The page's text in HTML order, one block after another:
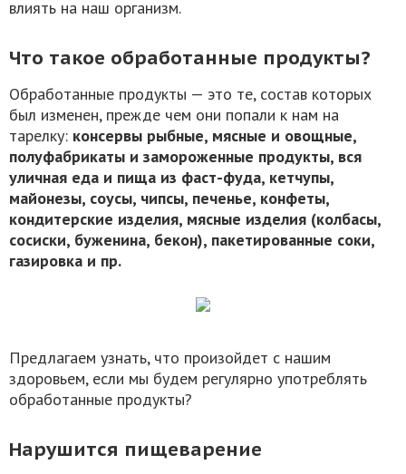
влиять на наш организм.
Что такое обработанные продукты?
Обработанные продукты — это те, состав которых
был изменен, прежде чем они попали к нам на
тарелку: консервы рыбные, мясные и овощные,
полуфабрикаты и замороженные продукты, вся
уличная еда и пища из фаст-фуда, кетчупы,
майонезы, соусы, чипсы, печенье, конфеты,
кондитерские изделия, мясные изделия (колбасы,
сосиски, буженина, бекон), пакетированные соки,
газировка и пр.
Предлагаем узнать, что произойдет с нашим
здоровьем, если мы будем регулярно употреблять
обработанные продукты?
Нарушится пищеварение